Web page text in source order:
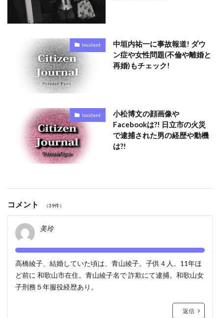
Incident
中垣内祐一に事故報道! ダウ
ン症や女性問題(不倫や離婚と
再婚)もチェック!
Incident
小松博文の顔画像や
Facebookは?! 日立市の火災
で逮捕された男の経歴や動機
は?!
コメント （39件）
美玲
高橋綾子、結婚していた頃は、青山綾子。子供４人。11年ほ
ど前に 和歌山市在住。青山綾子名で 詐欺にて逮捕。和歌山女
子刑務５年服役経歴あり。
返信